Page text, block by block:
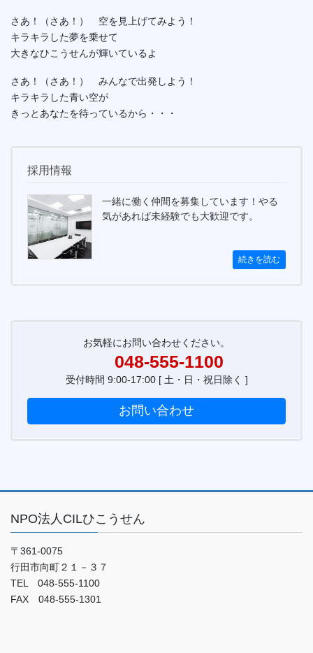
さあ！（さあ！） 空を見上げてみよう！
キラキラした夢を乗せて
大きなひこうせんが輝いているよ
さあ！（さあ！） みんなで出発しよう！
キラキラした青い空が
きっとあなたを待っているから・・・
採用情報
一緒に働く仲間を募集しています！やる
気があれば未経験でも大歓迎です。
続きを読む
お気軽にお問い合わせください。
048-555-1100
受付時間 9:00-17:00 [ 土・日・祝日除く ]
お問い合わせ
NPO法人CILひこうせん
〒361-0075
行田市向町２１－３７
TEL 048-555-1100
FAX 048-555-1301